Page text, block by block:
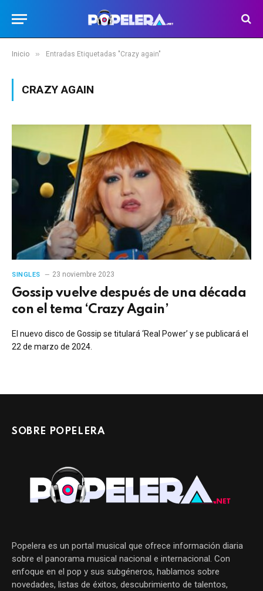
Inicio » Entradas Etiquetadas "Crazy again"
CRAZY AGAIN
SINGLES 23 noviembre 2023
Gossip vuelve después de una década
con el tema ‘Crazy Again’
El nuevo disco de Gossip se titulará ‘Real Power’ y se publicará el
22 de marzo de 2024.
SOBRE POPELERA
Popelera es un portal musical que ofrece información diaria
sobre el panorama musical nacional e internacional. Con
enfoque en el pop y sus subgéneros, hablamos sobre
novedades, listas de éxitos, descubrimiento de talentos,